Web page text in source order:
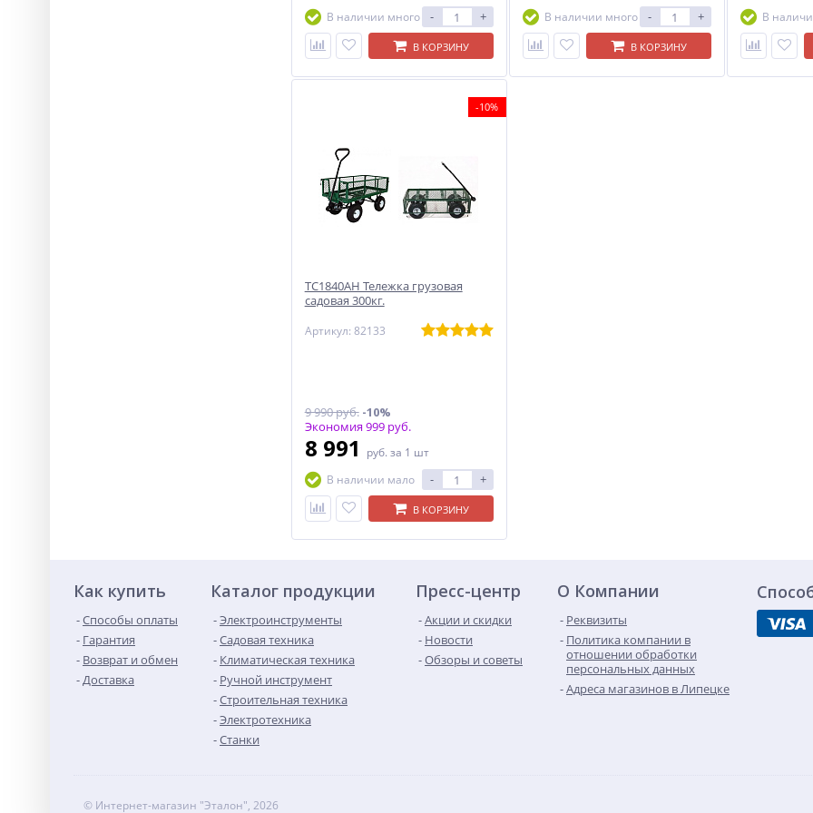
В наличии много
- +
В КОРЗИНУ
В наличии много
- +
В КОРЗИНУ
В
-10%
ТС1840АН Тележка грузовая
садовая 300кг.
Артикул: 82133
9 990 руб.-10%
Экономия 999 руб.
8 991 руб. за 1 шт
В наличии мало
- +
В КОРЗИНУ
Как купить
Способы оплаты
Гарантия
Возврат и обмен
Доставка
Каталог продукции
Электроинструменты
Садовая техника
Климатическая техника
Ручной инструмент
Строительная техника
Электротехника
Станки
Пресс-центр
Акции и скидки
Новости
Обзоры и советы
О Компании
Реквизиты
Политика компании в
отношении обработки
персональных данных
Адреса магазинов в Липецке
© Интернет-магазин "Эталон", 2026